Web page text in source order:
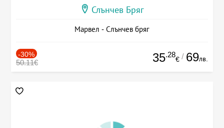
Слънчев Бряг
Марвел - Слънчев бряг
-30%
50.11€ 35.28
€ / 69лв.